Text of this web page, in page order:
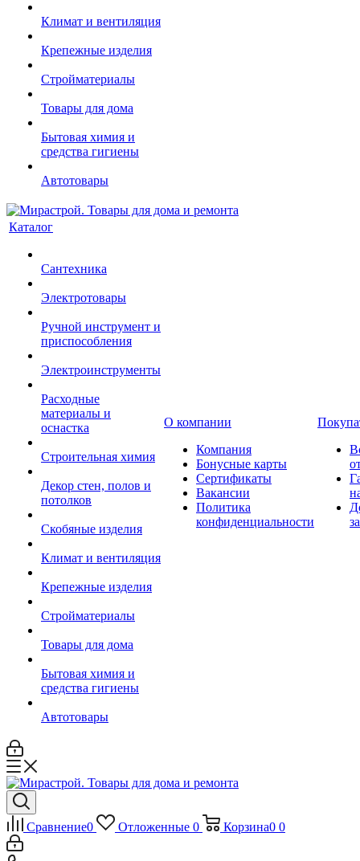
Климат и вентиляция
Крепежные изделия
Стройматериалы
Товары для дома
Бытовая химия и
средства гигиены
Автотовары
Каталог
Сантехника
Электротовары
Ручной инструмент и
приспособления
Электроинструменты
Расходные
материалы и
оснастка
Строительная химия
Декор стен, полов и
потолков
Скобяные изделия
Климат и вентиляция
Крепежные изделия
Стройматериалы
Товары для дома
Бытовая химия и
средства гигиены
Автотовары
О компании
Компания
Бонусные карты
Сертификаты
Вакансии
Политика
конфиденциальности
Сравнение0 Отложенные 0 Корзина0 0